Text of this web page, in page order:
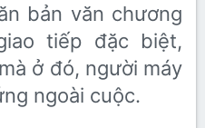
bản văn chương
tiếp đặc biệt,
ở đó, người máy
ngoài cuộc.